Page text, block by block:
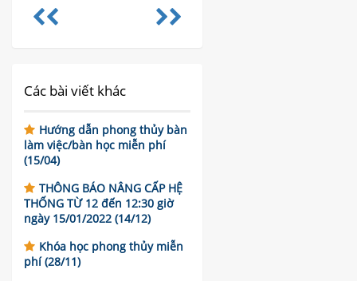
Các bài viết khác
Hướng dẫn phong thủy bàn
làm việc/bàn học miễn phí
(15/04)
THÔNG BÁO NÂNG CẤP HỆ
THỐNG TỪ 12 đến 12:30 giờ
ngày 15/01/2022 (14/12)
Khóa học phong thủy miễn
phí (28/11)